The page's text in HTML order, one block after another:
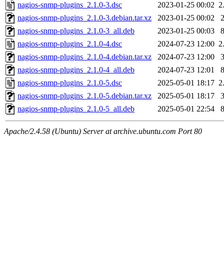
nagios-snmp-plugins_2.1.0-3.dsc
2023-01-25 00:02
nagios-snmp-plugins_2.1.0-3.debian.tar.xz
2023-01-25 00:02
nagios-snmp-plugins_2.1.0-3_all.deb
2023-01-25 00:03
nagios-snmp-plugins_2.1.0-4.dsc
2024-07-23 12:00
nagios-snmp-plugins_2.1.0-4.debian.tar.xz
2024-07-23 12:00
nagios-snmp-plugins_2.1.0-4_all.deb
2024-07-23 12:01
nagios-snmp-plugins_2.1.0-5.dsc
2025-05-01 18:17
nagios-snmp-plugins_2.1.0-5.debian.tar.xz
2025-05-01 18:17
nagios-snmp-plugins_2.1.0-5_all.deb
2025-05-01 22:54
Apache/2.4.58 (Ubuntu) Server at archive.ubuntu.com Port 80